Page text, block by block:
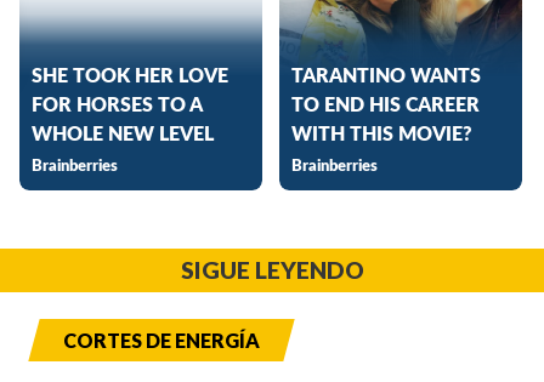
SIGUE LEYENDO
CORTES DE ENERGÍA